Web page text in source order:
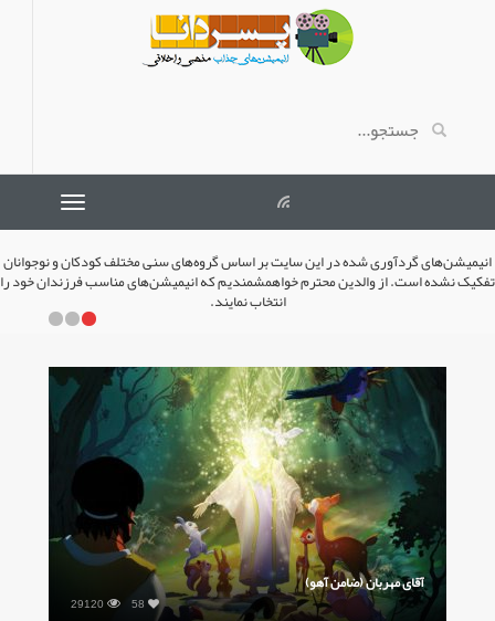
انیمیشن‌های گردآوری شده در این سایت بر اساس گروه‌های سنی مختلف کودکان و نوجوانان
تفکیک نشده است. از والدین محترم خواهمشمندیم که انیمیشن‌های مناسب فرزندان خود را
انتخاب نمایند.
آقای مهربان (ضامن آهو)
6052 7